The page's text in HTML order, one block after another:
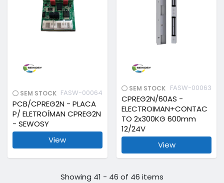
SEM STOCK FASW-00064
PCB/CPREG2N - PLACA
P/ ELETROÍMAN CPREG2N
- SEWOSY
View
SEM STOCK FASW-00063
CPREG2N/60AS -
ELECTROIMAN+CONTAC
TO 2x300KG 600mm
12/24V
View
Showing 41 - 46 of 46 items